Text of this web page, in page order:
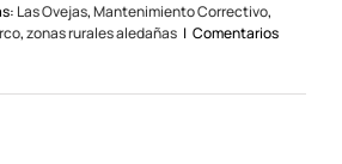
Las Ovejas,Mantenimiento Correctivo,
,zonas rurales aledañas | Comentarios